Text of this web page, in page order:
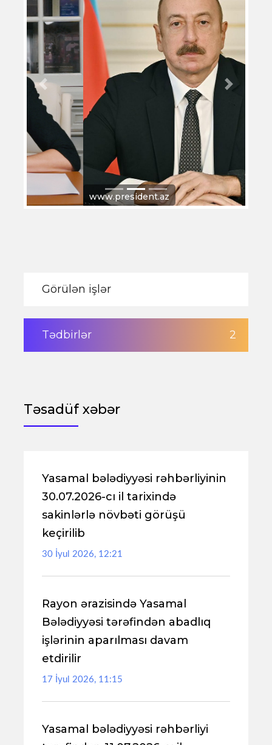
www.president.az
Previous Next
Görülən işlər
Tədbirlər 2
Təsadüf xəbər
Yasamal bələdiyyəsi rəhbərliyinin
30.07.2026-cı il tarixində
sakinlərlə növbəti görüşü
keçirilib
30 İyul 2026, 12:21
Rayon ərazisində Yasamal
Bələdiyyəsi tərəfindən abadlıq
işlərinin aparılması davam
etdirilir
17 İyul 2026, 11:15
Yasamal bələdiyyəsi rəhbərliyi